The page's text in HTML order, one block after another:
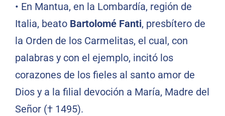
• En Mantua, en la Lombardía, región de
Italia, beato Bartolomé Fanti, presbítero de
la Orden de los Carmelitas, el cual, con
palabras y con el ejemplo, incitó los
corazones de los fieles al santo amor de
Dios y a la filial devoción a María, Madre del
Señor († 1495).